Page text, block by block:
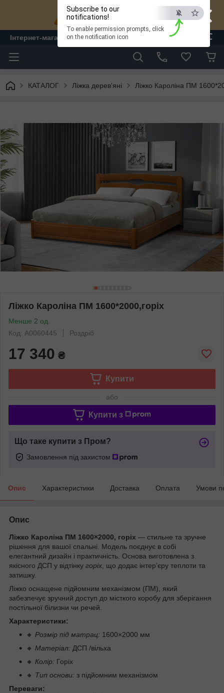
×
ESC
Subscribe to our
notifications!
To enable permission prompts, click
on the notification icon
Інтернет-магазин "ЛАМ" - меблі
КАТАЛОГ Ліжка дерев'яні Ліжко Кароліна ПМ
Ліжко Кароліна ПМ 1600*2000,горіх
Менше 2 од.
Код: А0060445
Роздріб
17 340 ₴
Купити
або
Купити з
Що таке купити з Пром?
Замовлення під захистом
Опис Характеристики Доставка Оплата Умови
Опис
Ліжко Кароліна ПМ 1600×2000, горіх — стильне та зручне
рішення для вашої спальні. Модель поєднує в собі
елегантний дизайн і практичність. Основа виготовлена з
якісного ДСП у відтінку горіх , що додає інтер’єру теплоти та
затишку.
Ліжко оснащене підйомним механізмом (ПМ), який
забезпечує зручний доступ до місткого коробу для зберігання
постільної білизни чи речей.
Характеристики:
🔸 Розмір під матрац: 1600×2000 мм
🔸 Матеріал: ДСП /вільха
🔸 Колір: Горіх
🔸 Тип основи: з підйомним механізмом
Переваги: